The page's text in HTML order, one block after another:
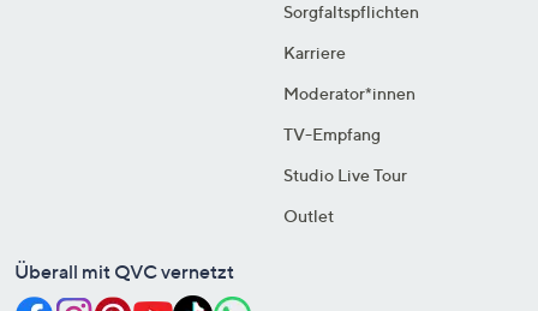
Sorgfaltspflichten
Karriere
Moderator*innen
TV-Empfang
Studio Live Tour
Outlet
Überall mit QVC vernetzt